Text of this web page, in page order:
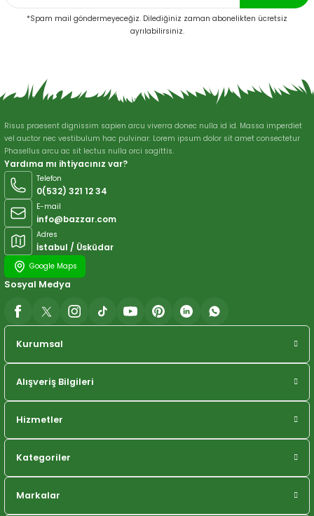
Bu ürüne benzer farklı alternatifler olmalı.
Gönder
*Spam mail göndermeyeceğiz. Dilediğiniz zaman abonelikten ücretsiz
ayrılabilirsiniz.
Risus praesent dignissim sapien arcu viverra donec nulla id id. Massa imperdiet
vel auctor nec vestibulum hac pulvinar. Lorem ipsum dolor sit amet consectetur
Phasellus arcu ac sit lectus nulla orci sagittis.
Yardıma mı ihtiyacınız var?
Telefon
0(532) 321 12 34
E-mail
info@bazzar.com
Adres
İstabul / Üsküdar
Google Maps
Kurumsal
Alışveriş Bilgileri
Hizmetler
Kategoriler
Markalar
Sosyal Medya